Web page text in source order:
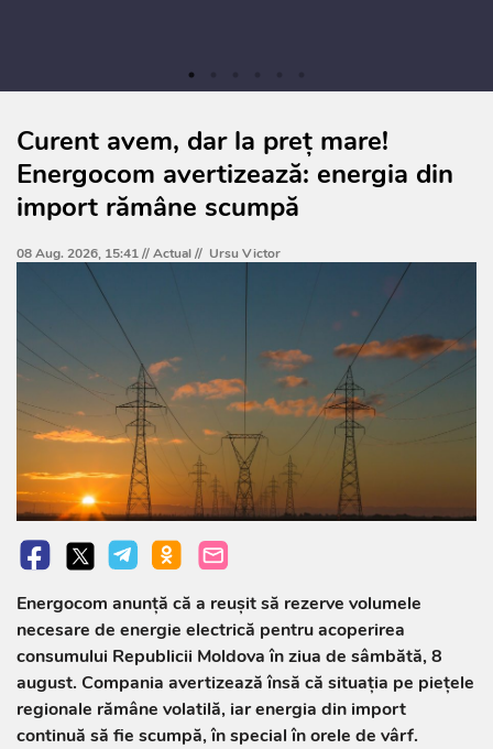
Curent avem, dar la preț mare!
Energocom avertizează: energia din
import rămâne scumpă
08 Aug. 2026, 15:41 //Actual// Ursu Victor
Energocom anunță că a reușit să rezerve volumele
necesare de energie electrică pentru acoperirea
consumului Republicii Moldova în ziua de sâmbătă, 8
august. Compania avertizează însă că situația pe piețele
regionale rămâne volatilă, iar energia din import
continuă să fie scumpă, în special în orele de vârf.